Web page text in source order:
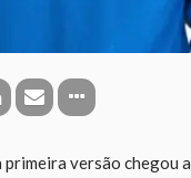
versão chegou